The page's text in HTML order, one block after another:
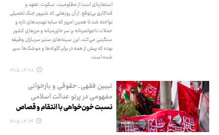
استعاره‌ای است از مظلومیت، سکوت، تعهد و
فداکاری بی‌توقع. از آن روزهایی که شیپور جنگ تحمیلی
نواخته شد تا همین امروز که سایه تهدیدهای تازه و
حملات ناجوانمردانه بر سر خاورمیانه و مرزهای کشور
سنگینی می‌کند، این سینه‌های ستبر سربازان وظیفه
بوده که پیش از همه در برابر گلوله‌ها و موشک‌ها سپر
شده است.
۱۴۰۵.۰۴.۲۸
تبیین فقهی ـ حقوقی و بازخوانی
مفهومی در پرتو عدالت اسلامی
نسبت خون‌خواهی با انتقام و قصاص
۱۴۰۵.۰۴.۲۴